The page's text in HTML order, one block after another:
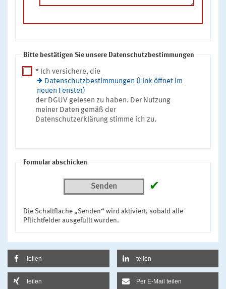
Bitte bestätigen Sie unsere Datenschutzbestimmungen
* Ich versichere, die
Datenschutzbestimmungen (Link öffnet im
neuen Fenster)
der DGUV gelesen zu haben. Der Nutzung
meiner Daten gemäß der
Datenschutzerklärung stimme ich zu.
Formular abschicken
Senden ✔
Die Schaltfläche „Senden“ wird aktiviert, sobald alle
Pflichtfelder ausgefüllt wurden.
teilen teilen
teilen Per E-Mail teilen